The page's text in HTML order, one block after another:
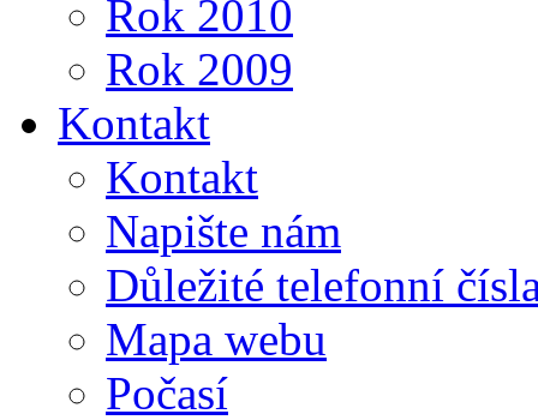
Rok 2010
Rok 2009
Kontakt
Kontakt
Napište nám
Důležité telefonní
Mapa webu
Počasí